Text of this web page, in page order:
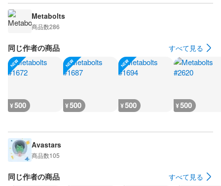
Metabolts
商品数286
同じ作者の商品 すべて見る
¥500 ¥500 ¥500 ¥500
Avastars
商品数105
同じ作者の商品 すべて見る